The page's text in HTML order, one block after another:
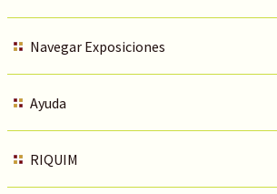
Navegar Exposiciones
Ayuda
RIQUIM